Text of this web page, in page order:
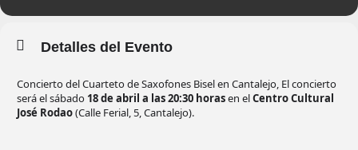
Detalles del Evento
Concierto del Cuarteto de Saxofones Bisel en Cantalejo, El concierto
será el sábado 18 de abril a las 20:30 horasen elCentro Cultural
José Rodao(Calle Ferial, 5, Cantalejo).